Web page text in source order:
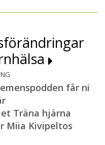
får ni
Träna hjärna
Miia Kivipeltos